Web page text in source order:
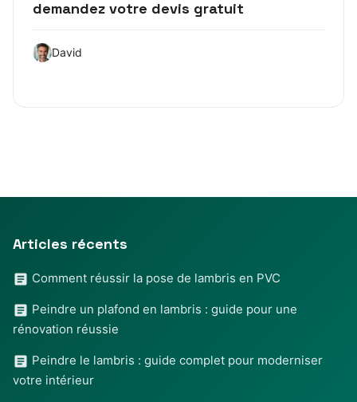
demandez votre devis gratuit
David
Articles récents
Comment réussir la pose de lambris en PVC
Peindre un plafond en lambris : guide pour une
rénovation réussie
Peindre le lambris : guide complet pour moderniser
votre intérieur